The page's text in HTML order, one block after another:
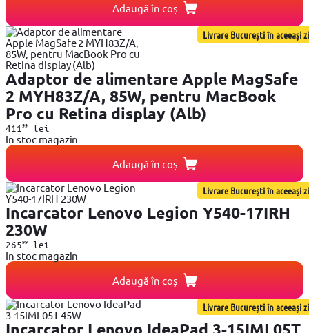
Adaugă în coș
Livrare București în aceeași zi
Adaptor de alimentare Apple MagSafe
2 MYH83Z/A, 85W, pentru MacBook
Pro cu Retina display (Alb)
411 99lei
In stoc magazin
Adaugă în coș
Livrare București în aceeași zi
Incarcator Lenovo Legion Y540-17IRH
230W
26599lei
In stoc magazin
Adaugă în coș
Livrare București în aceeași zi